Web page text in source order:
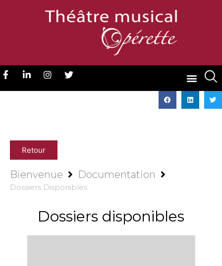
Retour
Bienvenue Documentation
Dossiers Disponibles
Dossiers disponibles